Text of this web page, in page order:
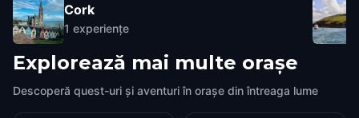
Cork
1 experiențe
Explorează mai multe orașe
Descoperă quest-uri și aventuri în orașe din întreaga lume